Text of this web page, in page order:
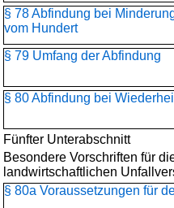
§ 78 Abfindung bei
vom Hundert
§ 79 Umfang der Abfindung
§ 80 Abfindung bei
Fünfter Unterabschnitt
Besondere Vorschriften für
landwirtschaftlichen
§ 80a Voraussetzungen für